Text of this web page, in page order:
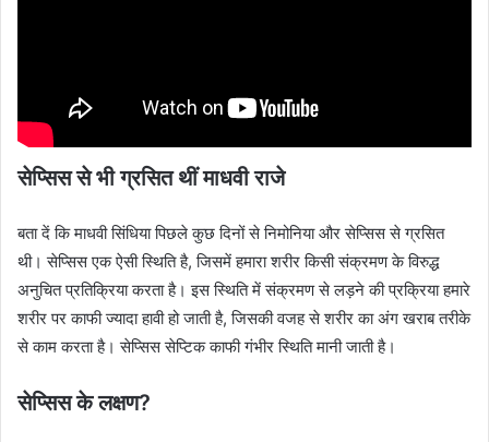
सेप्सिस से भी ग्रसित थीं माधवी राजे
बता दें कि माधवी सिंधिया पिछले कुछ दिनों से निमोनिया और सेप्सिस से ग्रसित
थी। सेप्सिस एक ऐसी स्थिति है, जिसमें हमारा शरीर किसी संक्रमण के विरुद्ध
अनुचित प्रतिक्रिया करता है। इस स्थिति में संक्रमण से लड़ने की प्रक्रिया हमारे
शरीर पर काफी ज्यादा हावी हो जाती है, जिसकी वजह से शरीर का अंग खराब तरीके
से काम करता है। सेप्सिस सेप्टिक काफी गंभीर स्थिति मानी जाती है।
सेप्सिस के लक्षण?